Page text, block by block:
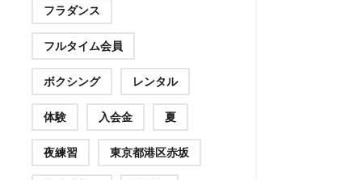
フラダンス
フルタイム会員
ボクシング レンタル
体験 入会金 夏
夜練習 東京都港区赤坂